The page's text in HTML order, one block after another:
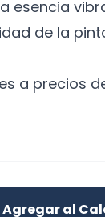
esencia
de la
a precios de
Agregar al